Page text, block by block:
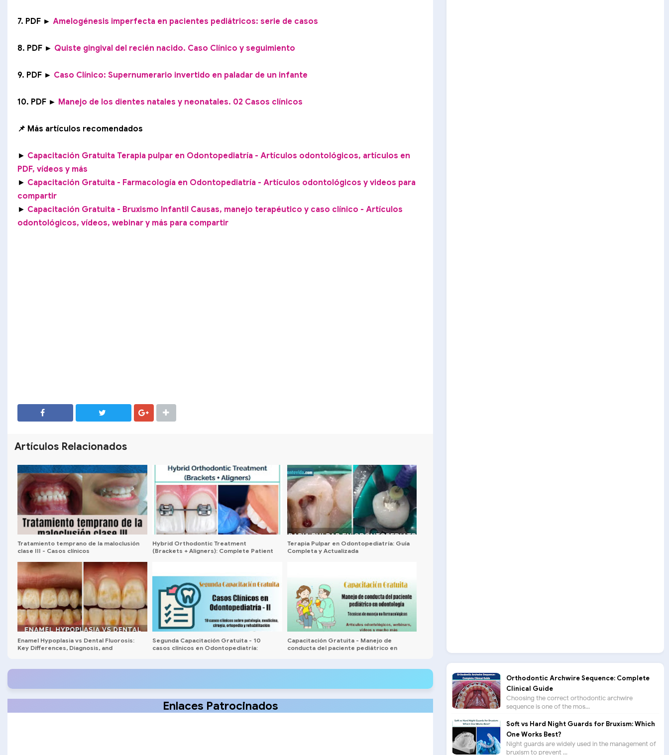
7. PDF ► Amelogénesis imperfecta en pacientes pediátricos: serie de casos
8. PDF ► Quiste gingival del recién nacido. Caso Clínico y seguimiento
9. PDF ► Caso Clínico: Supernumerario invertido en paladar de un infante
10. PDF ► Manejo de los dientes natales y neonatales. 02 Casos clínicos
📌 Más artículos recomendados
► Capacitación Gratuita Terapia pulpar en Odontopediatría - Artículos odontológicos, artículos en
PDF, vídeos y más
► Capacitación Gratuita - Farmacología en Odontopediatría - Artículos odontológicos y videos para
compartir
► Capacitación Gratuita - Bruxismo Infantil Causas, manejo terapéutico y caso clínico - Artículos
odontológicos, vídeos, webinar y más para compartir
Artículos Relacionados
Tratamiento temprano de la maloclusión
clase III - Casos clínicos
Hybrid Orthodontic Treatment
(Brackets + Aligners): Complete Patient
Terapia Pulpar en Odontopediatría: Guía
Completa y Actualizada
Enamel Hypoplasia vs Dental Fluorosis:
Key Differences, Diagnosis, and
Segunda Capacitación Gratuita - 10
casos clínicos en Odontopediatría:
Capacitación Gratuita - Manejo de
conducta del paciente pediátrico en
Enlaces Patrocinados
Orthodontic Archwire Sequence: Complete
Clinical Guide
Choosing the correct orthodontic archwire
sequence is one of the mos...
Soft vs Hard Night Guards for Bruxism: Which
One Works Best?
Night guards are widely used in the management of
bruxism to prevent ...